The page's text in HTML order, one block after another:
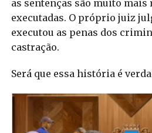
as sentenças são muito mais
executadas. O próprio juiz
executou as penas dos
castração.
Será que essa história é